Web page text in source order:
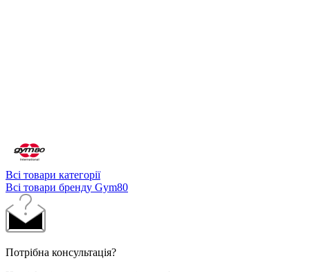
Всі товари категорії
Всі товари бренду Gym80
Потрібна консультація?